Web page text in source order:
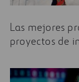
Las mejores
proyectos de